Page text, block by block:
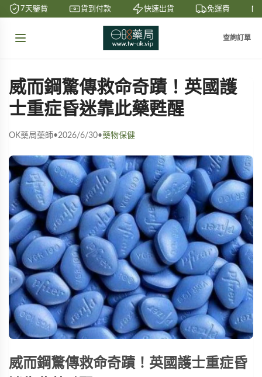
7天鑒賞 貨到付款 快速出貨 免運費
查詢訂單
威而鋼驚傳救命奇蹟！英國護
士重症昏迷靠此藥甦醒
OK藥局藥師•2026/6/30•藥物保健
威而鋼驚傳救命奇蹟！英國護士重症昏